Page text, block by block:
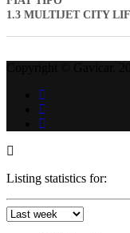
1.3 MULTIJET CITY
Listing statistics for: